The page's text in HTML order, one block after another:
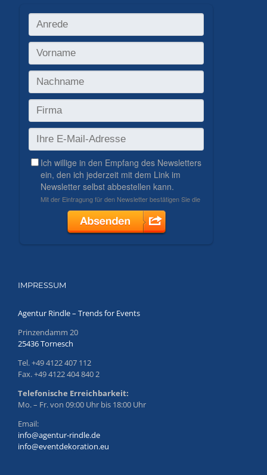
IMPRESSUM
Agentur Rindle – Trends for Events
Prinzendamm 20
25436 Tornesch
Tel. +49 4122 407 112
Fax. +49 4122 404 840 2
Telefonische Erreichbarkeit:
Mo. – Fr. von 09:00 Uhr bis 18:00 Uhr
Email:
info@agentur-rindle.de
info@eventdekoration.eu